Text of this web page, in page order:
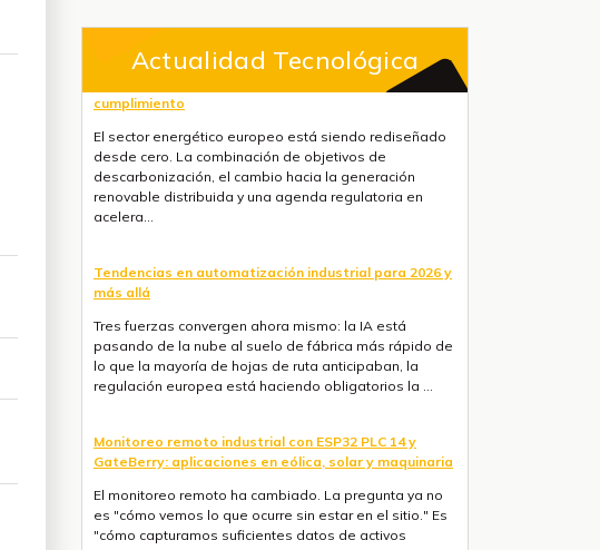
Actualidad Tecnológica
Tendencias en automatización industrial para 2026 y
más allá
Tres fuerzas convergen ahora mismo: la IA está
pasando de la nube al suelo de fábrica más rápido de
lo que la mayoría de hojas de ruta anticipaban, la
regulación europea está haciendo obligatorios la ...
Monitoreo remoto industrial con ESP32 PLC 14 y
GateBerry: aplicaciones en eólica, solar y maquinaria
El monitoreo remoto ha cambiado. La pregunta ya no
es "cómo vemos lo que ocurre sin estar en el sitio." Es
"cómo capturamos suficientes datos de activos
distribuidos para actuar antes de que algo fall...
LoRaWAN para agricultura de precisión: arquitectura
de campo a servidor con Industrial Shields
Conectar sensores distribuidos a lo largo de cientos
de hectáreas es uno de los principales retos de la
agricultura de precisión. El WiFi alcanza decenas de